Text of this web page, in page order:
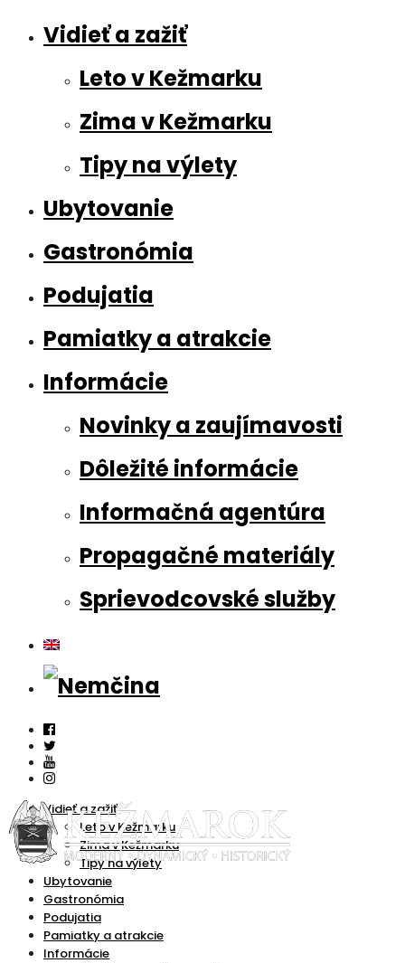
Vidieť a zažiť
Leto v Kežmarku
Zima v Kežmarku
Tipy na výlety
Ubytovanie
Gastronómia
Podujatia
Pamiatky a atrakcie
Informácie
Novinky a zaujímavosti
Dôležité informácie
Informačná agentúra
Propagačné materiály
Sprievodcovské služby
Vidieť a zažiť
Leto v Kežmarku
Zima v Kežmarku
Tipy na výlety
Ubytovanie
Gastronómia
Podujatia
Pamiatky a atrakcie
Informácie